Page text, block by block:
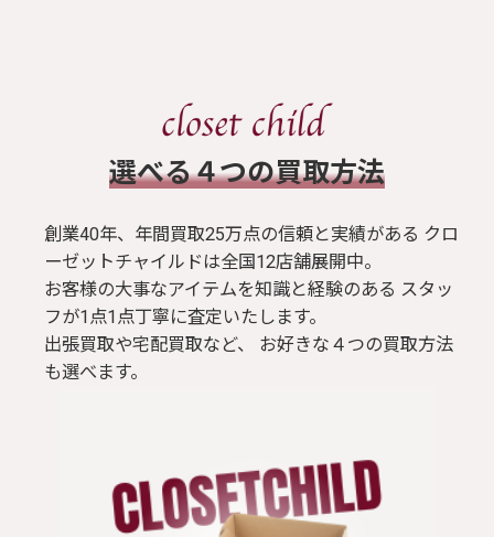
​選べる４つの買取方法
創業40年、年間買取25万点の信頼と実績がある クロ
ーゼットチャイルドは全国12店舗展開中。
お客様の大事なアイテムを知識と経験のある スタッ
フが1点1点丁寧に査定いたします。
出張買取や宅配買取など、 お好きな４つの買取方法
も選べます。